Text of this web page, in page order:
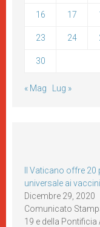
16 17
23 24
30
« Mag Lug »
Il Vaticano offre
universale ai
Dicembre 29, 2020
Comunicato
19 e della Pontificia